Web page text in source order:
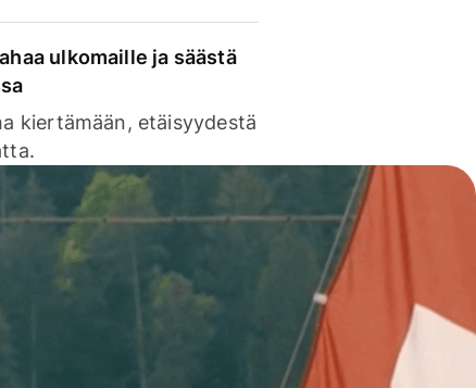
ulkomaille ja säästä
kiertämään, etäisyydestä